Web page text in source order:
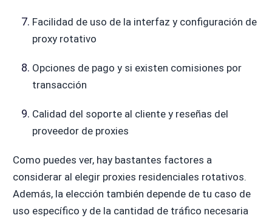
Facilidad de uso de la interfaz y configuración de
proxy rotativo
Opciones de pago y si existen comisiones por
transacción
Calidad del soporte al cliente y reseñas del
proveedor de proxies
Como puedes ver, hay bastantes factores a
considerar al elegir proxies residenciales rotativos.
Además, la elección también depende de tu caso de
uso específico y de la cantidad de tráfico necesaria